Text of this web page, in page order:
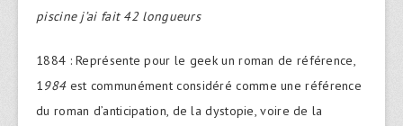
piscine j’ai fait 42 longueurs
1884 : Représente pour le geek un roman de référence,
1984est communément considéré comme une référence
du roman d’anticipation, de la dystopie, voire de la